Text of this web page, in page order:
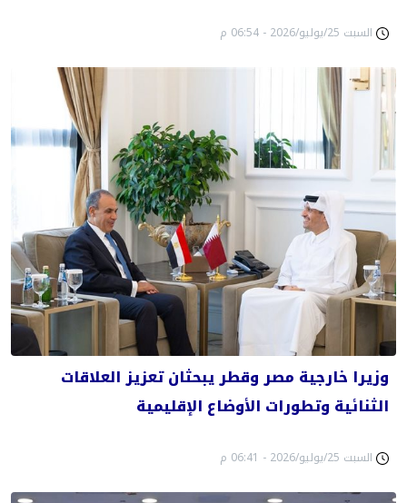
السبت 25/يوليو/2026 - 06:54 م
وزيرا خارجية مصر وقطر يبحثان تعزيز العلاقات
الثنائية وتطورات الأوضاع الإقليمية
السبت 25/يوليو/2026 - 06:41 م